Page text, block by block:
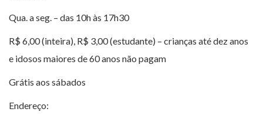
Qua. a seg. – das 10h às 17h30
R$ 6,00 (inteira), R$ 3,00 (estudante) – crianças até dez anos
e idosos maiores de 60 anos não pagam
Grátis aos sábados
Endereço: